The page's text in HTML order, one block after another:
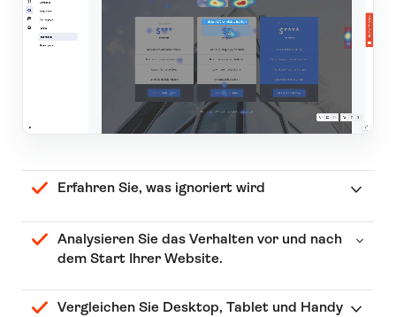
Erfahren Sie, was ignoriert wird
Analysieren Sie das Verhalten vor und nach
dem Start Ihrer Website.
Vergleichen Sie Desktop, Tablet und Handy